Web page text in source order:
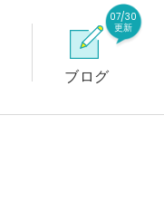
07/30
更新
ブログ